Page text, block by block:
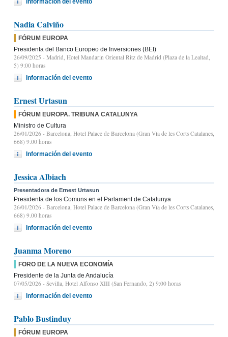
Información del evento
Nadia Calviño
FÓRUM EUROPA
Presidenta del Banco Europeo de Inversiones (BEI)
26/09/2025 - Madrid, Hotel Mandarin Oriental Ritz de Madrid (Plaza de la Lealtad,
5) 9:00 horas
Información del evento
Ernest Urtasun
FÓRUM EUROPA. TRIBUNA CATALUNYA
Ministro de Cultura
26/01/2026 - Barcelona, Hotel Palace de Barcelona (Gran Vía de les Corts Catalanes,
668) 9.00 horas
Información del evento
Jessica Albiach
Presentadora de Ernest Urtasun
Presidenta de los Comuns en el Parlament de Catalunya
26/01/2026 - Barcelona, Hotel Palace de Barcelona (Gran Vía de les Corts Catalanes,
668) 9.00 horas
Información del evento
Juanma Moreno
FORO DE LA NUEVA ECONOMÍA
Presidente de la Junta de Andalucía
07/05/2026 - Sevilla, Hotel Alfonso XIII (San Fernando, 2) 9:00 horas
Información del evento
Pablo Bustinduy
FÓRUM EUROPA